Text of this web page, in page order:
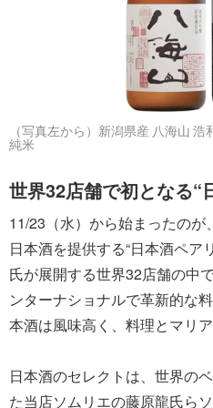
（写真左から）新潟県産 八海山
純米
世界32店舗で初となる“
11/23（水）から始まったの
日本酒を提供する“日本酒ペア
氏が展開する世界32店舗の中
ンターナショナルで革新的な
本酒は風味高く、料理とマリ
日本酒のセレクトは、世界の
た当店ソムリエの藤原龍氏ら